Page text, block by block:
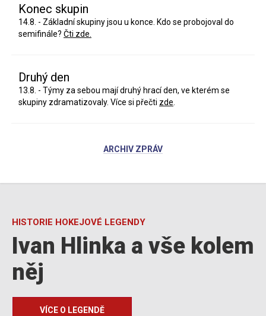
Konec skupin
14.8. - Základní skupiny jsou u konce. Kdo se probojoval do
semifinále? Čti zde.
Druhý den
13.8. - Týmy za sebou mají druhý hrací den, ve kterém se
skupiny zdramatizovaly. Více si přečti zde.
ARCHIV ZPRÁV
HISTORIE HOKEJOVÉ LEGENDY
Ivan Hlinka a vše kolem
něj
VÍCE O LEGENDĚ